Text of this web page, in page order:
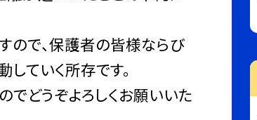
ので、保護者の皆様ならび
ていく所存です。
どうぞよろしくお願いいた